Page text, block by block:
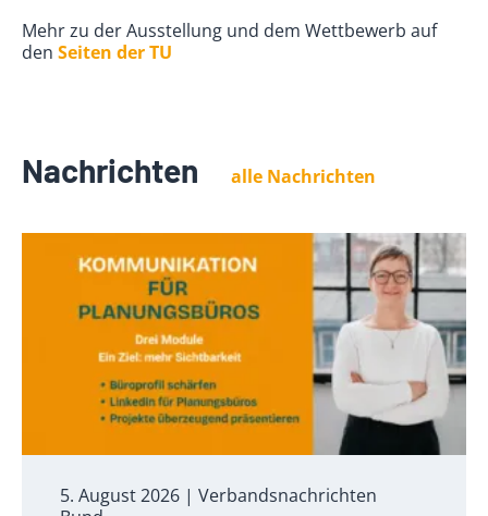
Mehr zu der Ausstellung und dem Wettbewerb auf
den Seiten der TU
Nachrichten alle Nachrichten
5. August 2026 | Verbandsnachrichten